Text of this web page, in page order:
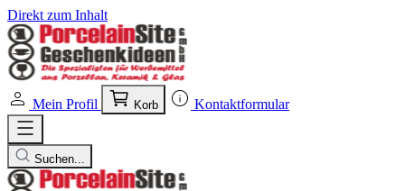
Direkt zum Inhalt
Mein Profil Korb Kontaktformular
Suchen...